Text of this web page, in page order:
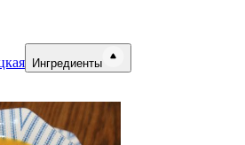
Ингредиенты